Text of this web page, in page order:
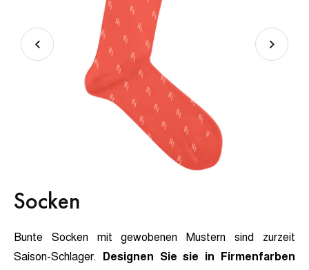
Socken
Bunte Socken mit gewobenen Mustern sind zurzeit
Saison-Schlager.
Designen Sie sie in Firmenfarben